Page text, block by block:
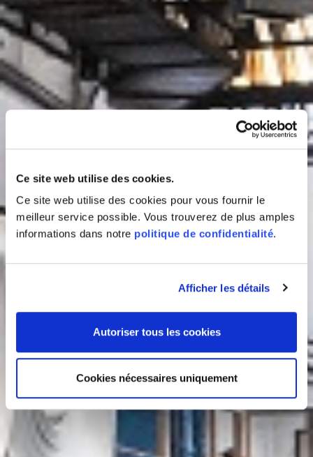
Ce site web utilise des cookies.
Ce site web utilise des cookies pour vous fournir le
meilleur service possible. Vous trouverez de plus amples
informations dans notre politique de confidentialité.
Afficher les détails
Autoriser tous les cookies
Cookies nécessaires uniquement